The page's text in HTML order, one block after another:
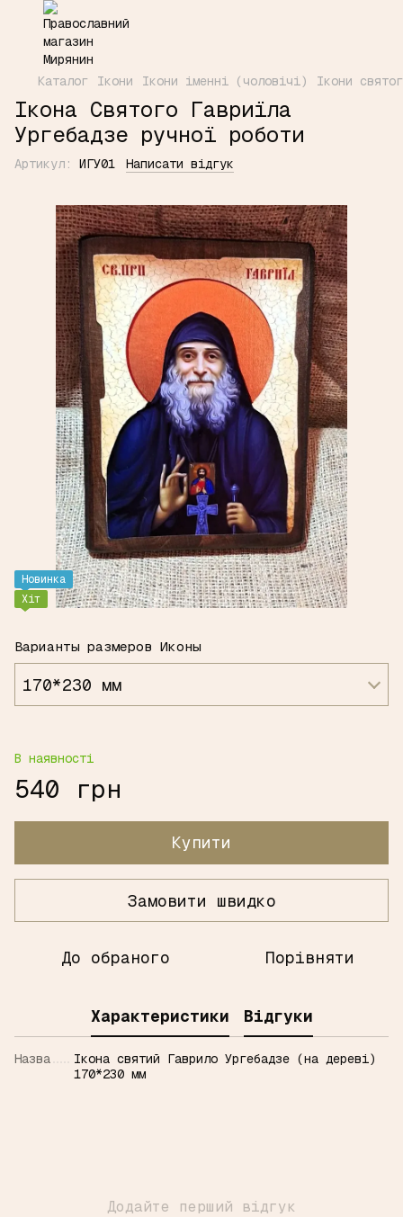
Каталог Ікони Ікони іменні (чоловічі) Ікони
Ікона Святого Гавриїла
Ургебадзе ручної роботи
Артикул: ИГУ01 Написати відгук
Новинка
Хіт
Варианты размеров Иконы
170*230 мм
В наявності
540 грн
Купити
Замовити швидко
До обраного Порівняти
Характеристики Відгуки
Назва
Ікона святий Гаврило Ургебадзе (на дереві)
170*230 мм
Додайте перший відгук